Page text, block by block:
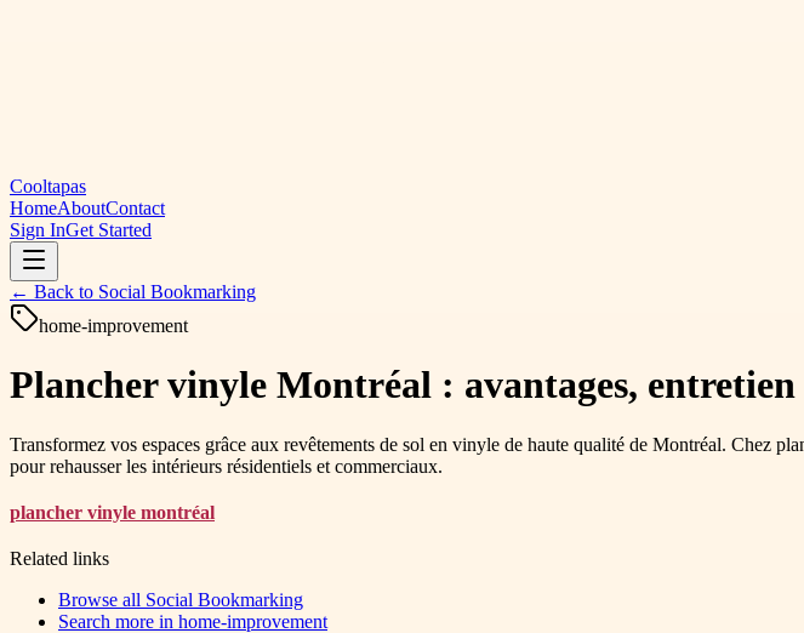
Cooltapas
HomeAboutContact
Sign InGet Started
← Back to Social Bookmarking
home-improvement
Plancher vinyle Montréal : avantages,
Transformez vos espaces grâce aux revêtements de sol en vinyle de haute qualité de Montréal. Chez
pour rehausser les intérieurs résidentiels et commerciaux.
plancher vinyle montréal
Related links
Browse all Social Bookmarking
Search more in home-improvement